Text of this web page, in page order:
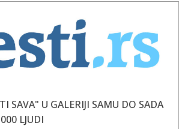
Pantelejmona. Zajedno sa ocem
Stefanom, zamonašenim kao
Simeon, Sveti Sava je osnovao
Hilandar i izgradio još 14
manastira, i tako ostao zabeležen
kao ktitor srpske duhovne
građanski rat.
SAVA" U GALERIJI SAMU DO SADA
LJUDI